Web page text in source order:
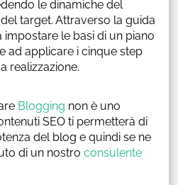
le dinamiche del
target. Attraverso la guida
impostare le basi di un piano
ad applicare i cinque step
realizzazione.
Blogging non è uno
SEO ti permetterà di
del blog e quindi se ne
di un nostro consulente